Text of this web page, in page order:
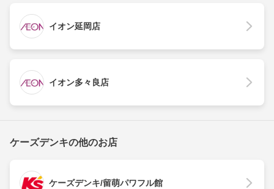
イオン延岡店
イオン多々良店
ケーズデンキの他のお店
ケーズデンキ/留萌パワフル館